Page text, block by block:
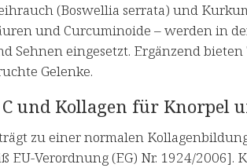
(Boswellia serrata) und
und Curcuminoide – werden in
Sehnen eingesetzt. Ergänzend
Gelenke.
und Kollagen für Knorpel
zu einer normalen
EU-Verordnung (EG) Nr. 1924/